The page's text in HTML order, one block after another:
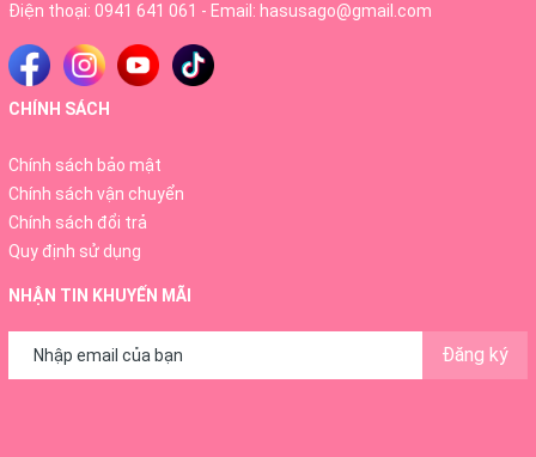
Điện thoại: 0941 641 061 - Email: hasusago@gmail.com
CHÍNH SÁCH
Chính sách bảo mật
Chính sách vận chuyển
Chính sách đổi trả
Quy định sử dụng
NHẬN TIN KHUYẾN MÃI
Đăng ký